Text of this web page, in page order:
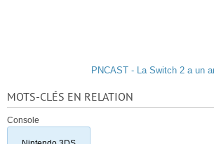
PNCAST - La Switch 2 a un
MOTS-CLÉS EN RELATION
Console